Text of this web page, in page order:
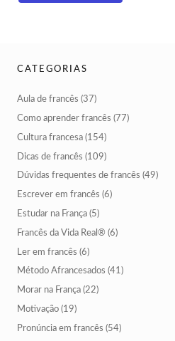
CATEGORIAS
Aula de francês (37)
Como aprender francês (77)
Cultura francesa (154)
Dicas de francês (109)
Dúvidas frequentes de francês (49)
Escrever em francês (6)
Estudar na França (5)
Francês da Vida Real® (6)
Ler em francês (6)
Método Afrancesados (41)
Morar na França (22)
Motivação (19)
Pronúncia em francês (54)